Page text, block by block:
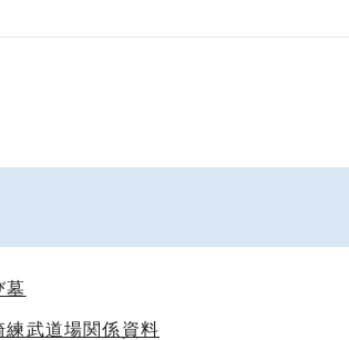
墓
武道場関係資料